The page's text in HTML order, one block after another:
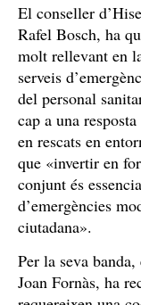
El conseller
Rafel Bosch, ha
molt rellevant en
serveis
del personal
cap a una
en rescats en
que «invertir en
conjunt és
d’emergències
ciutadana».
Per la seva
Joan Fornàs, ha